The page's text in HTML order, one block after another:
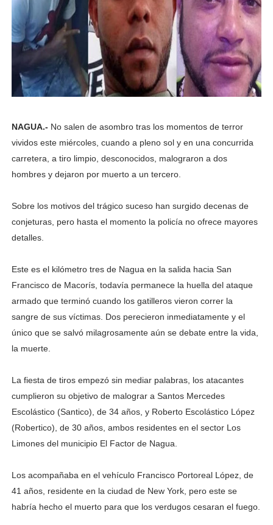
NAGUA.- No salen de asombro tras los momentos de terror
vividos este miércoles, cuando a pleno sol y en una concurrida
carretera, a tiro limpio, desconocidos, malograron a dos
hombres y dejaron por muerto a un tercero.
Sobre los motivos del trágico suceso han surgido decenas de
conjeturas, pero hasta el momento la policía no ofrece mayores
detalles.
Este es el kilómetro tres de Nagua en la salida hacia San
Francisco de Macorís, todavía permanece la huella del ataque
armado que terminó cuando los gatilleros vieron correr la
sangre de sus víctimas. Dos perecieron inmediatamente y el
único que se salvó milagrosamente aún se debate entre la vida,
la muerte.
La fiesta de tiros empezó sin mediar palabras, los atacantes
cumplieron su objetivo de malograr a Santos Mercedes
Escolástico (Santico), de 34 años, y Roberto Escolástico López
(Robertico), de 30 años, ambos residentes en el sector Los
Limones del municipio El Factor de Nagua.
Los acompañaba en el vehículo Francisco Portoreal López, de
41 años, residente en la ciudad de New York, pero este se
habría hecho el muerto para que los verdugos cesaran el fuego.